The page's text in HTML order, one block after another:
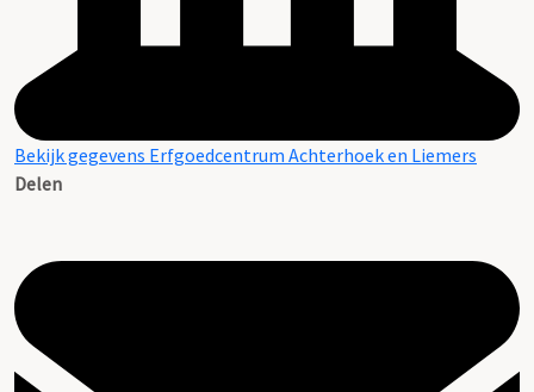
Bekijk gegevens Erfgoedcentrum Achterhoek en Liemers
Delen